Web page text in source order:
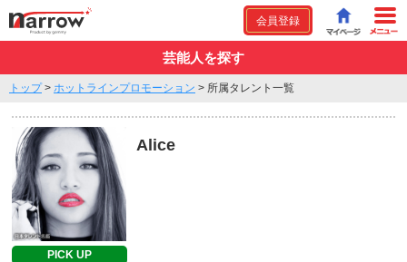
会員登録
芸能人を探す
トップ> ホットラインプロモーション > 所属タレント一覧
PICK UP
Alice